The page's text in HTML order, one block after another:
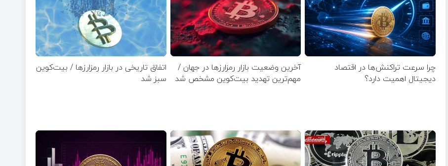
چرا سرعت تراکنش‌ها در اقتصاد
دیجیتال اهمیت دارد؟
آخرین وضعیت بازار رمزارزها در جهان /
مهم‌ترین تهدید بیت‌کوین مشخص شد
اتفاق تاریخی در بازار رمزارزها / بیت‌کوین
سبز شد